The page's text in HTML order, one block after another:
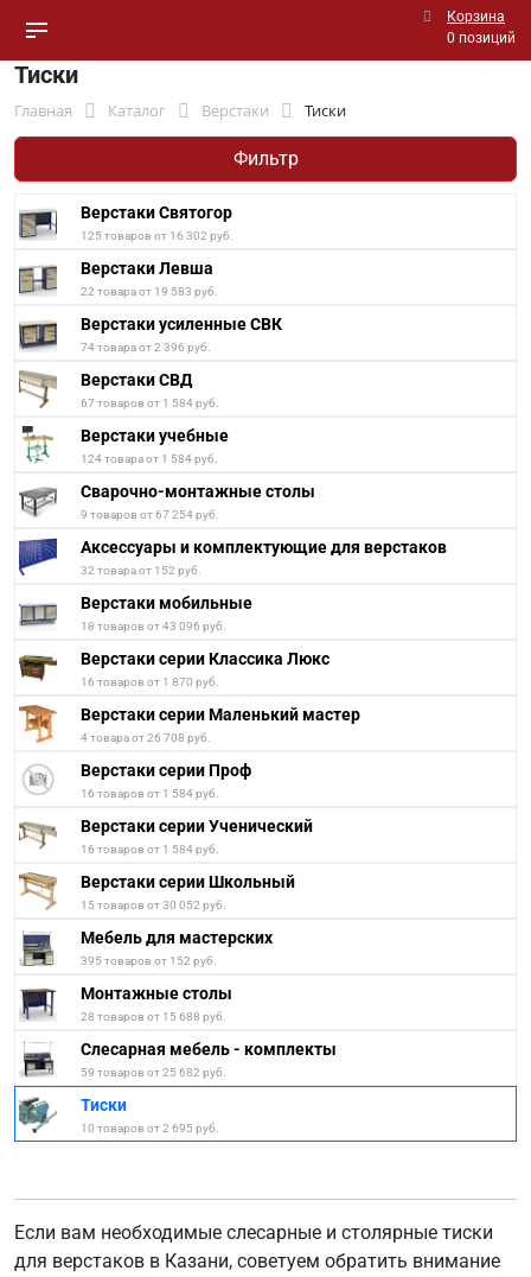
Корзина
0 позиций
Тиски
Главная Каталог Верстаки Тиски
Фильтр
Верстаки Святогор
125 товаров от 16 302 руб.
Верстаки Левша
22 товара от 19 583 руб.
Верстаки усиленные СВК
74 товара от 2 396 руб.
Верстаки СВД
67 товаров от 1 584 руб.
Верстаки учебные
124 товара от 1 584 руб.
Сварочно-монтажные столы
9 товаров от 67 254 руб.
Аксессуары и комплектующие для верстаков
32 товара от 152 руб.
Верстаки мобильные
18 товаров от 43 096 руб.
Верстаки серии Классика Люкс
16 товаров от 1 870 руб.
Верстаки серии Маленький мастер
4 товара от 26 708 руб.
Верстаки серии Проф
16 товаров от 1 584 руб.
Верстаки серии Ученический
16 товаров от 1 584 руб.
Верстаки серии Школьный
15 товаров от 30 052 руб.
Мебель для мастерских
395 товаров от 152 руб.
Монтажные столы
28 товаров от 15 688 руб.
Слесарная мебель - комплекты
59 товаров от 25 682 руб.
Тиски
10 товаров от 2 695 руб.
Если вам необходимые слесарные и столярные тиски
для верстаков в Казани, советуем обратить внимание